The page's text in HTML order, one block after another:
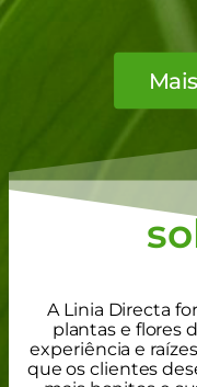
A Linia Directa
plantas e flores
experiência e
que os clientes